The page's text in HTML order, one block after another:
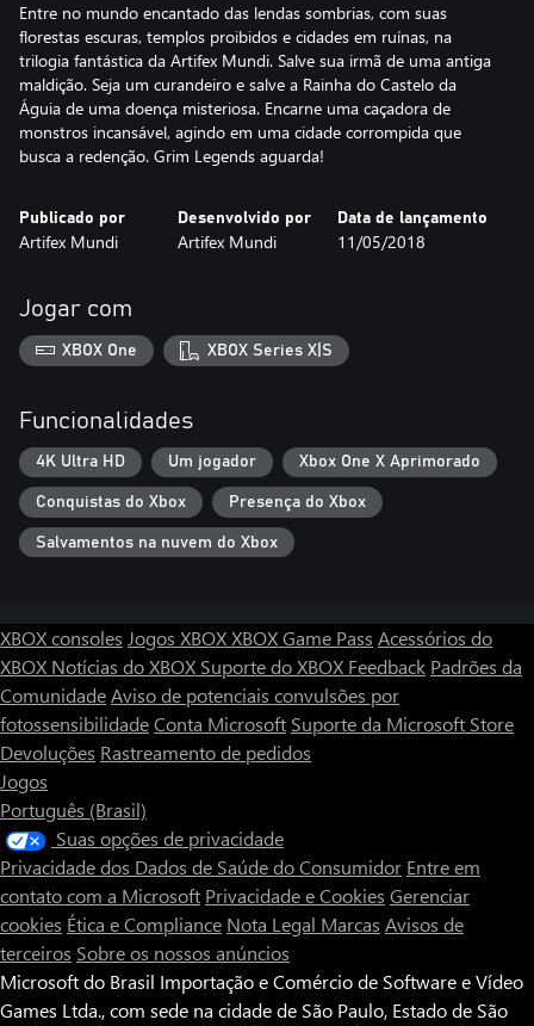
Entre no mundo encantado das lendas sombrias, com suas
florestas escuras, templos proibidos e cidades em ruínas, na
trilogia fantástica da Artifex Mundi. Salve sua irmã de uma antiga
maldição. Seja um curandeiro e salve a Rainha do Castelo da
Águia de uma doença misteriosa. Encarne uma caçadora de
monstros incansável, agindo em uma cidade corrompida que
busca a redenção. Grim Legends aguarda!
Publicado por
Artifex Mundi
Desenvolvido por
Artifex Mundi
Data de lançamento
11/05/2018
Jogar com
XBOX One XBOX Series X|S
Funcionalidades
4K Ultra HD Um jogador Xbox One X Aprimorado
Conquistas do Xbox Presença do Xbox
Salvamentos na nuvem do Xbox
XBOX consoles Jogos XBOXXBOX Game Pass Acessórios do
XBOX Notícias do XBOX Suporte do XBOX Feedback Padrões da
ComunidadeAviso de potenciais convulsões por
fotossensibilidadeConta Microsoft Suporte da Microsoft Store
Devoluções Rastreamento de pedidos
Jogos
Português (Brasil)
Suas opções de privacidade
Privacidade dos Dados de Saúde do Consumidor Entre em
contato com a Microsoft Privacidade e Cookies Gerenciar
cookies Ética e Compliance Nota Legal Marcas Avisos de
terceiros Sobre os nossos anúncios
Microsoft do Brasil Importação e Comércio de Software e Vídeo
Games Ltda., com sede na cidade de São Paulo, Estado de São